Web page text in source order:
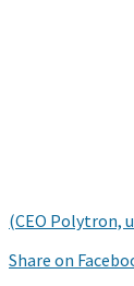
(CEO Polytron,
Share on